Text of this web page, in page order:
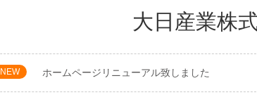
大日産業株
NEW ホームページリニューアル致しました